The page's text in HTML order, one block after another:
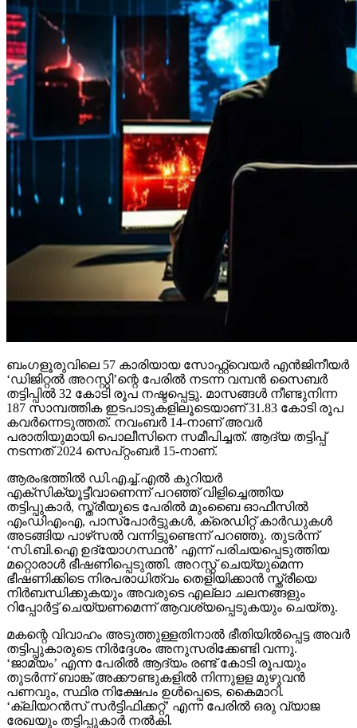
ബംഗളൂരുവിലെ 57 കാരിയായ സോഫ്റ്റ്വെയര്‍ എന്‍ജിനീയര്‍
‘ഡിജിറ്റല്‍ അറസ്റ്റി’ന്റെ പേരില്‍ നടന്ന വമ്പന്‍ സൈബര്‍
തട്ടിപ്പില്‍ 32 കോടി രൂപ നഷ്ടപ്പെട്ടു. മാസങ്ങള്‍ നീണ്ടുനിന്ന
187 സാമ്പത്തിക ഇടപാടുകളിലൂടെയാണ് 31.83 കോടി രൂപ
കവര്‍ന്നെടുത്തത്. നവംബര്‍ 14-നാണ് അവര്‍
പരാതിയുമായി പൊലീസിനെ സമീപിച്ചത്. ആദ്യ തട്ടിപ്പ്
നടന്നത് 2024 സെപ്റ്റംബര്‍ 15-നാണ്.
ആരംഭത്തില്‍ ഡി.എച്ച്.എല്‍ കുറിയര്‍
എക്‌സിക്യൂട്ടീവാണെന്ന് പറഞ്ഞ് വിളിച്ചെത്തിയ
തട്ടിപ്പുകാര്‍, സ്ത്രീയുടെ പേരില്‍ മുംബൈ ഓഫീസില്‍
എംഡിഎംഎ, പാസ്പോര്‍ട്ടുകള്‍, ക്രെഡിറ്റ് കാര്‍ഡുകള്‍
അടങ്ങിയ പാഴ്‌സല്‍ വന്നിട്ടുണ്ടെന്ന് പറഞ്ഞു. തുടര്‍ന്ന്
‘സി.ബി.ഐ ഉദ്യോഗസ്ഥന്‍’ എന്ന് പരിചയപ്പെടുത്തിയ
മറ്റൊരാള്‍ ഭീഷണിപ്പെടുത്തി. അറസ്റ്റ് ചെയ്യുമെന്ന
ഭീഷണിക്കിടെ നിരപരാധിത്വം തെളിയിക്കാന്‍ സ്ത്രീയെ
നിര്‍ബന്ധിക്കുകയും അവരുടെ എല്ലാ ചലനങ്ങളും
റിപ്പോര്‍ട്ട് ചെയ്യണമെന്ന് ആവശ്യപ്പെടുകയും ചെയ്തു.
മകന്റെ വിവാഹം അടുത്തുള്ളതിനാല്‍ ഭീതിയില്‍പ്പെട്ട അവര്‍
തട്ടിപ്പുകാരുടെ നിര്‍ദ്ദേശം അനുസരിക്കേണ്ടി വന്നു.
‘ജാമ്യം’ എന്ന പേരില്‍ ആദ്യം രണ്ട് കോടി രൂപയും
തുടര്‍ന്ന് ബാങ്ക് അക്കൗണ്ടുകളില്‍ നിന്നുളള മുഴുവന്‍
പണവും, സ്ഥിര നിക്ഷേപം ഉള്‍പ്പെടെ, കൈമാറി.
‘ക്ലിയറന്‍സ് സര്‍ട്ടിഫിക്കറ്റ്’ എന്ന പേരില്‍ ഒരു വ്യാജ
രേഖയും തട്ടിപ്പുകാര്‍ നല്‍കി.